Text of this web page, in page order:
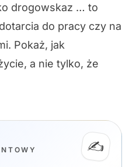
drogowskaz … to
do pracy czy na
Pokaż, jak
a nie tylko, że
✍️